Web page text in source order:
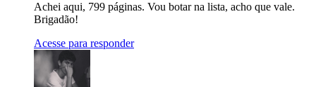
Achei aqui, 799 páginas. Vou botar na lista, acho que vale.
Brigadão!
Acesse para responder